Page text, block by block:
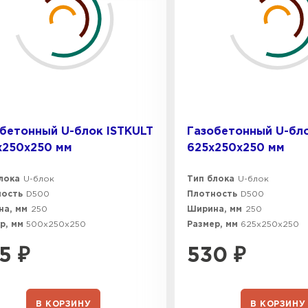
U-блок ISTKULT
мм
U-блок
D500
мм
250
мм 500х250х250
₽
В КОРЗИНУ
Газобетонный U-
625х250х250 мм
Тип блока
U-блок
Плотность
D500
Ширина, мм
250
Размер, мм 625х250х250
530 ₽
В КОРЗИНУ